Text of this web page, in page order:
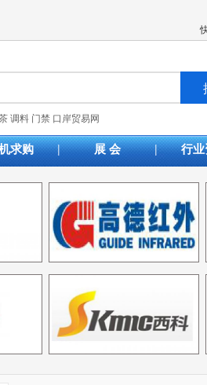
调料 门禁 口岸贸易网
求购 | 展 会 | 行